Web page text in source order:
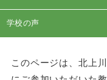
学校の声
このページは、北上